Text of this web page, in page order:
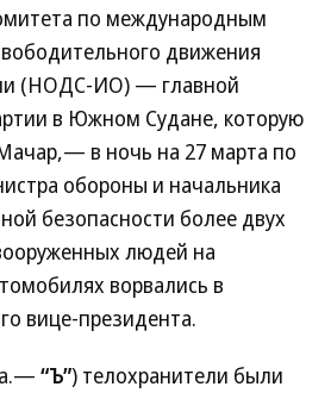
по международным
движения
(НОДС-ИО) — главной
в Южном Судане, которую
в ночь на 27 марта по
обороны и начальника
безопасности более двух
людей на
ворвались в
вице-президента.
“Ъ”) телохранители были